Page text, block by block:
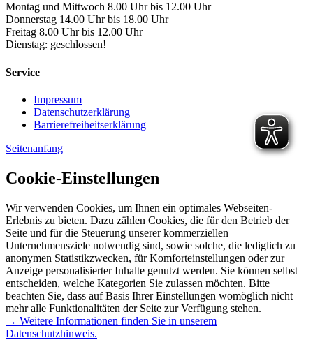
Montag und Mittwoch 8.00 Uhr bis 12.00 Uhr
Donnerstag 14.00 Uhr bis 18.00 Uhr
Freitag 8.00 Uhr bis 12.00 Uhr
Dienstag: geschlossen!
Service
Impressum
Datenschutzerklärung
Barrierefreiheitserklärung
Seitenanfang
Cookie-Einstellungen
Wir verwenden Cookies, um Ihnen ein optimales Webseiten-
Erlebnis zu bieten. Dazu zählen Cookies, die für den Betrieb der
Seite und für die Steuerung unserer kommerziellen
Unternehmensziele notwendig sind, sowie solche, die lediglich zu
anonymen Statistikzwecken, für Komforteinstellungen oder zur
Anzeige personalisierter Inhalte genutzt werden. Sie können selbst
entscheiden, welche Kategorien Sie zulassen möchten. Bitte
beachten Sie, dass auf Basis Ihrer Einstellungen womöglich nicht
mehr alle Funktionalitäten der Seite zur Verfügung stehen.
→ Weitere Informationen finden Sie in unserem
Datenschutzhinweis.